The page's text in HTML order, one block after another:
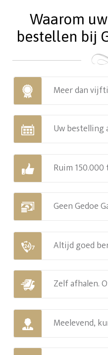
Waarom
bestellen bij
Meer dan
Uw
Ruim
Geen Gedoe
Altijd goed
Zelf afhalen.
Meelevend,